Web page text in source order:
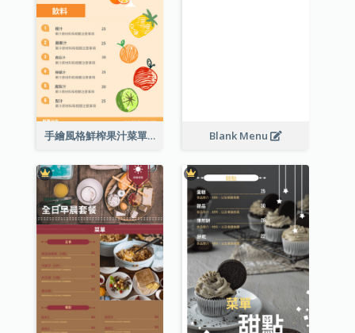
手繪風格鮮榨果汁菜單 Blank Menu